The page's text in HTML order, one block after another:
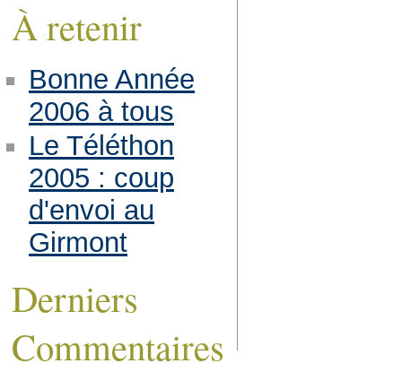
À retenir
Bonne Année
2006 à tous
Le Téléthon
2005 : coup
d'envoi au
Girmont
Derniers
Commentaires